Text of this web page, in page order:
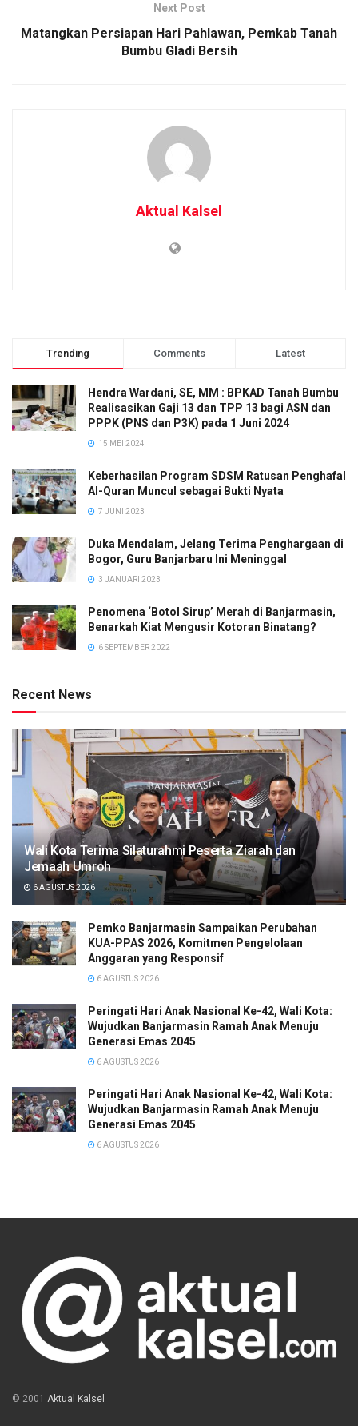
Next Post
Matangkan Persiapan Hari Pahlawan, Pemkab Tanah
Bumbu Gladi Bersih
Aktual Kalsel
Trending Comments Latest
Hendra Wardani, SE, MM : BPKAD Tanah Bumbu
Realisasikan Gaji 13 dan TPP 13 bagi ASN dan
PPPK (PNS dan P3K) pada 1 Juni 2024
15 MEI 2024
Keberhasilan Program SDSM Ratusan Penghafal
Al-Quran Muncul sebagai Bukti Nyata
7 JUNI 2023
Duka Mendalam, Jelang Terima Penghargaan di
Bogor, Guru Banjarbaru Ini Meninggal
3 JANUARI 2023
Penomena ‘Botol Sirup’ Merah di Banjarmasin,
Benarkah Kiat Mengusir Kotoran Binatang?
6 SEPTEMBER 2022
Recent News
Wali Kota Terima Silaturahmi Peserta Ziarah dan
Jemaah Umroh
6 AGUSTUS 2026
Pemko Banjarmasin Sampaikan Perubahan
KUA-PPAS 2026, Komitmen Pengelolaan
Anggaran yang Responsif
6 AGUSTUS 2026
Peringati Hari Anak Nasional Ke-42, Wali Kota:
Wujudkan Banjarmasin Ramah Anak Menuju
Generasi Emas 2045
6 AGUSTUS 2026
Peringati Hari Anak Nasional Ke-42, Wali Kota:
Wujudkan Banjarmasin Ramah Anak Menuju
Generasi Emas 2045
6 AGUSTUS 2026
© 2001 Aktual Kalsel